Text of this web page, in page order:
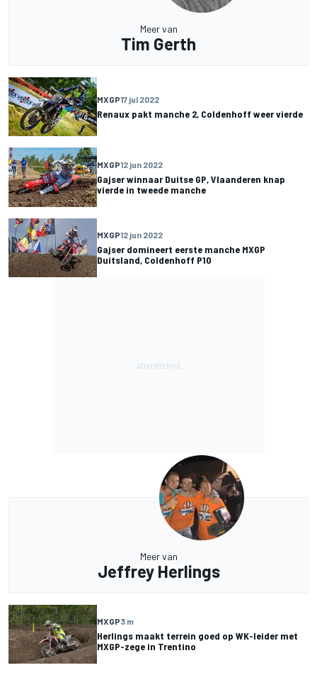
Meer van
Tim Gerth
MXGP17 jul 2022
Renaux pakt manche 2, Coldenhoff weer vierde
MXGP12 jun 2022
Gajser winnaar Duitse GP, Vlaanderen knap
vierde in tweede manche
MXGP12 jun 2022
Gajser domineert eerste manche MXGP
Duitsland, Coldenhoff P10
Meer van
Jeffrey Herlings
MXGP3 m
Herlings maakt terrein goed op WK-leider met
MXGP-zege in Trentino